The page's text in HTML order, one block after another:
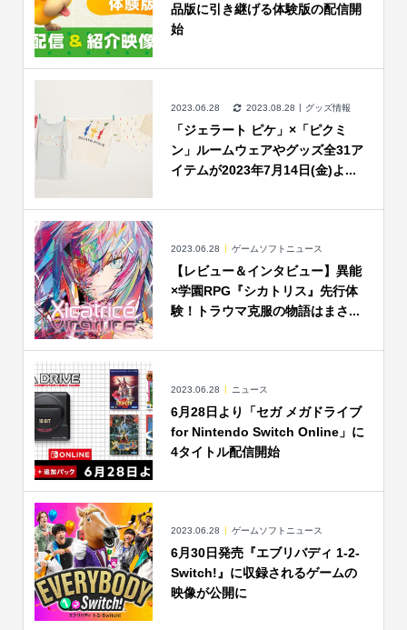
品版に引き継げる体験版の配信開
始
2023.06.28 2023.08.28 グッズ情報
「ジェラート ピケ」×「ピクミ
ン」ルームウェアやグッズ全31ア
イテムが2023年7月14日(金)よ...
2023.06.28 ゲームソフトニュース
【レビュー＆インタビュー】異能
×学園RPG『シカトリス』先行体
験！トラウマ克服の物語はまさ...
2023.06.28 ニュース
6月28日より「セガ メガドライブ
for Nintendo Switch Online」に
4タイトル配信開始
2023.06.28 ゲームソフトニュース
6月30日発売『エブリバディ 1-2-
Switch!』に収録されるゲームの
映像が公開に